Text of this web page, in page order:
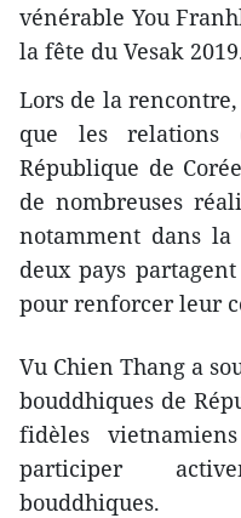
vénérable You
la fête du Vesak
Lors de la
que les relations
République de
de nombreuses
notamment dans
deux pays
pour renforcer leur
Vu Chien Thang a
bouddhiques de
fidèles
participer
bouddhiques.